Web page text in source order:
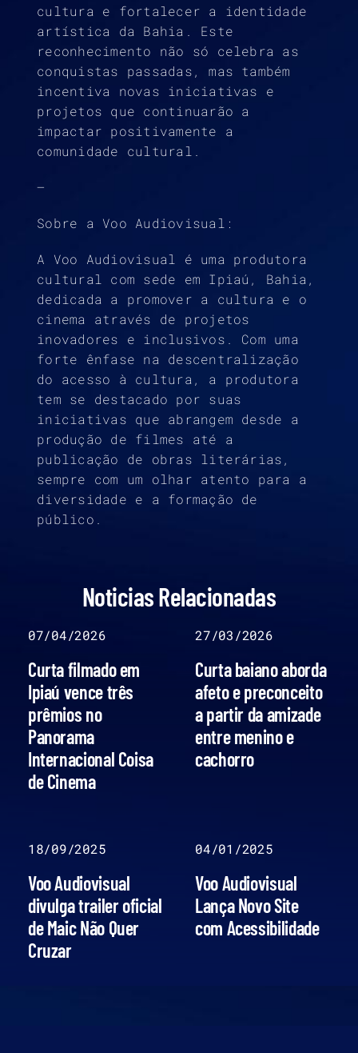
cultura e fortalecer a identidade
artística da Bahia. Este
reconhecimento não só celebra as
conquistas passadas, mas também
incentiva novas iniciativas e
projetos que continuarão a
impactar positivamente a
comunidade cultural.
—
Sobre a Voo Audiovisual:
A Voo Audiovisual é uma produtora
cultural com sede em Ipiaú, Bahia,
dedicada a promover a cultura e o
cinema através de projetos
inovadores e inclusivos. Com uma
forte ênfase na descentralização
do acesso à cultura, a produtora
tem se destacado por suas
iniciativas que abrangem desde a
produção de filmes até a
publicação de obras literárias,
sempre com um olhar atento para a
diversidade e a formação de
público.
Noticias Relacionadas
07/04/2026
Curta filmado em
Ipiaú vence três
prêmios no
Panorama
Internacional Coisa
de Cinema
27/03/2026
Curta baiano aborda
afeto e preconceito
a partir da amizade
entre menino e
cachorro
18/09/2025
Voo Audiovisual
divulga trailer oficial
de Maic Não Quer
Cruzar
04/01/2025
Voo Audiovisual
Lança Novo Site
com Acessibilidade